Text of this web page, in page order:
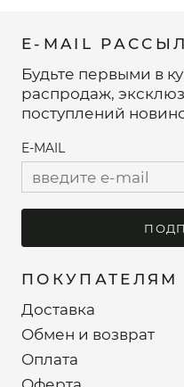
ПОКУПАТЕЛЯМ
Доставка
Обмен и возврат
Оплата
E-MAIL
Будьте первыми в
распродаж,
поступлений
E-MAIL